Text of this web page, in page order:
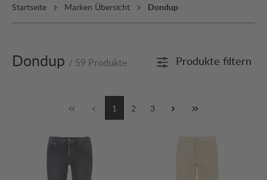
Startseite Marken Übersicht Dondup
Dondup / 59 Produkte Produkte filtern
1 2 3